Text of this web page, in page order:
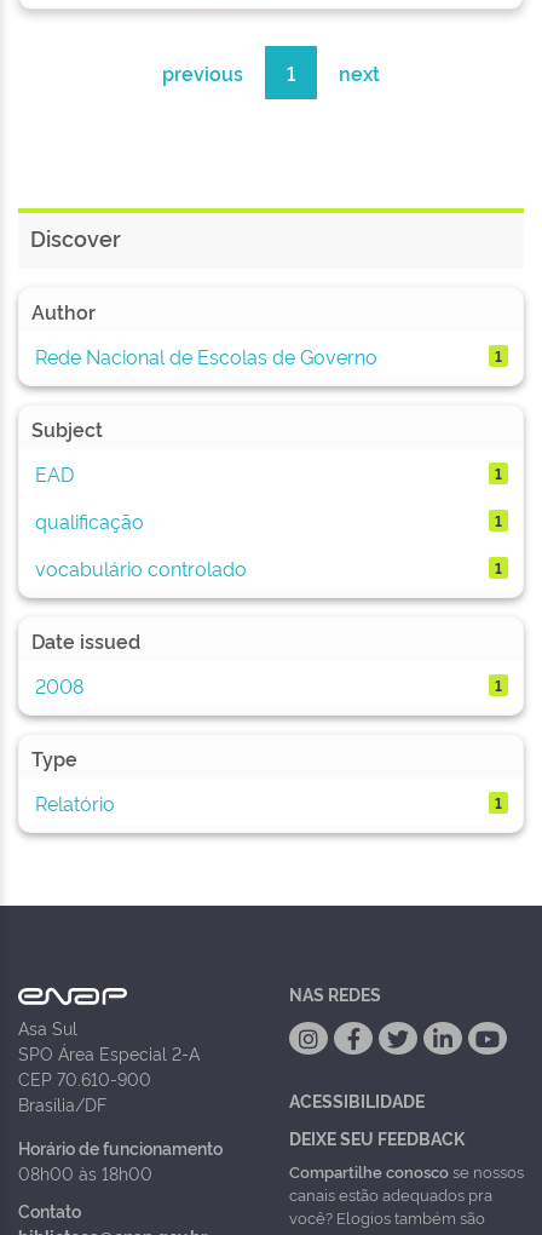
previous 1 next
Discover
Author
Rede Nacional de Escolas de Governo
1
Subject
EAD
1
qualificação 1
vocabulário controlado 1
Date issued
2008
1
Type
Relatório
1
Asa Sul
SPO Área Especial 2-A
CEP 70.610-900
Brasília/DF
Horário de funcionamento
08h00 às 18h00
Contato
NAS REDES
ACESSIBILIDADE
DEIXE SEU FEEDBACK
Compartilhe conoscose nossos
canais estão adequados pra
você? Elogios também são